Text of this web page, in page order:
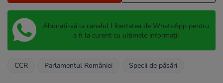
Abonați-vă la canalul Libertatea de WhatsApp pentru
a fi la curent cu ultimele informații
CCR Parlamentul României Specii de păsări